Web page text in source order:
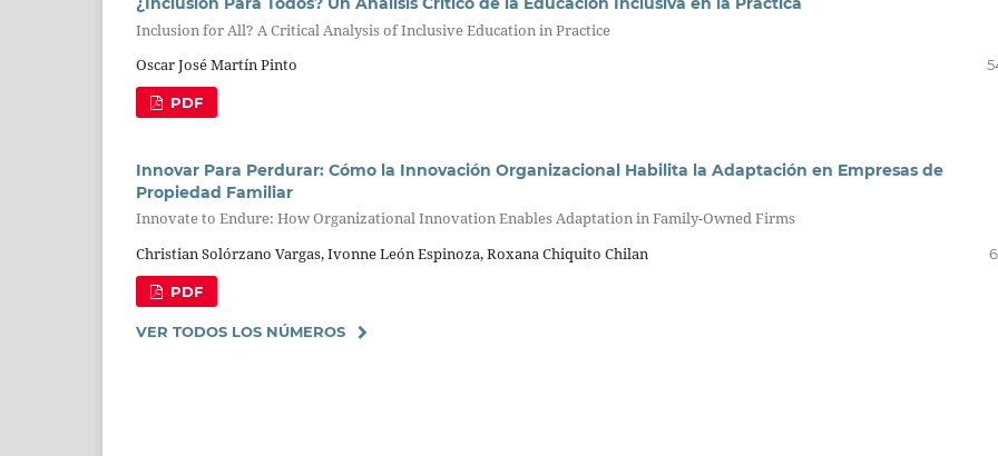
Inclusion for All? A Critical Analysis of Inclusive Education in Practice
Oscar José Martín Pinto
PDF
Innovar Para Perdurar: Cómo la Innovación Organizacional Habilita la Adaptación en Empresas de
Propiedad Familiar
Innovate to Endure: How Organizational Innovation Enables Adaptation in Family-Owned Firms
Christian Solórzano Vargas, Ivonne León Espinoza, Roxana Chiquito Chilan
PDF
VER TODOS LOS NÚMEROS